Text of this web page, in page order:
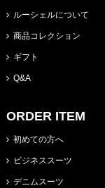
ルーシェルについて
商品コレクション
ギフト
Q&A
ORDER ITEM
初めての方へ
ビジネススーツ
デニムスーツ